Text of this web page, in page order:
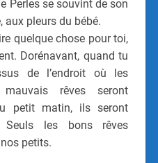
Perles se souvint de son
aux pleurs du bébé.
quelque chose pour toi,
Dorénavant, quand tu
de l’endroit où les
rêves seront
petit matin, ils seront
les bons rêves
petits.